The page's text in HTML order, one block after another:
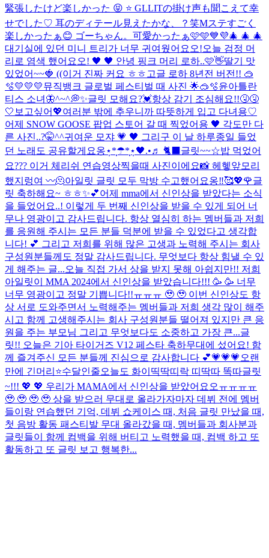
緊張したけど楽しかった 😝 ⭐ GLLITの掛け声も聞こえて幸
せでした♡ 耳のディテール見えたかな、？笑Mステすごく
楽しかったぁ😊 ゴーちゃん。可愛かったぁ🩷🩵💙💜🎄 🎄 🎄
대기실에 있던 미니 트리가 너무 귀여웠어요오!오늘 검정 머
리로 염색 했어요오! 🖤 🖤 안녕 핑크 머리 로하..🩷👋딸기 맛
있었어~~🍓 ((이거 진짜 커요 ㅎㅎ 고글 로하 8년전 버전!! 🥽
🫧💛💛💛뮤직뱅크 글로벌 페스티벌 때 사진 🌟🥽🫧윤아틀란
티스 소녀🦋^~^💭✨글릿 모해요?💓항상 감기 조심해요!!🤧🤧
🤍 보고싶어💖여러분 밖에 추우니까 따뜻하게 입고 다녀용♡
어제 SNOW GOOSE 팝업 스토어 갈 때 찍었어용 🖤 각도만 다
른 사진..?🤫^^귀여운 모쟈 💗 🖤 그리구 이 날 하루종일 들었
던 노래도 공유할게요옹⋆̩*̣̩☂︎*̣̩⋆̩🖤.•♬ 🐈‍⬛ 글릿~~☆밥 먹었어
요??? 이거 체리쉬 연습영상찍을때 사진이에요📸 헤헿앞모리
했지렁여 〰️🫠아일릿 글릿 모두 막방 수고했어요옹‼︎🥰💖🌹글
릿 축하해요~ ㅎㅎ✨💕어제 mma에서 신인상을 받았다는 소식
을 들었어요..! 이렇게 두 번째 신인상을 받을 수 있게 되어 너
무나 영광이고 감사드립니다. 항상 열심히 하는 멤버들과 저희
를 응원해 주시는 모든 분들 덕분에 받을 수 있었다고 생각합
니다! 💕 그리고 저희를 위해 많은 고생과 노력해 주시는 회사
구성원분들께도 정말 감사드립니다. 무엇보다 항상 힘낼 수 있
게 해주는 글...오늘 직접 가서 상을 받지 못해 아쉽지만!! 저희
아일릿이 MMA 2024에서 신인상을 받았습니다!!! 🥳 🥳 너무
너무 영광이고 정말 기쁩니다!!ㅠㅠㅠ 🥹 🥹 이번 신인상도 항
상 서로 도와주면서 노력해주는 멤버들과 저희 생각 많이 해주
시고 함께 고생해주시는 회사 구성원분들 떨어져 있지만 큰 응
원을 주는 부모님 그리고 무엇보다도 소중하고 가장 큰...글
릿!! 오늘은 기아 타이거즈 V12 페스타 축하무대에 섰어요! 함
께 즐겨주신 모든 분들께 진심으로 감사합니다 💕💗💗💗 오랜
만에 긴머리⭐수달인줄오늘도 화이띡딱띠락 띠딱따 똑따글릿
~!!! 💖 💖 우리가 MAMA에서 신인상을 받았어요오ㅠㅠㅠㅠ
🥹 🥹 🥹 🥹 상을 받으러 무대로 올라가자마자 데뷔 전에 멤버
들이랑 연습했던 기억, 데뷔 쇼케이스 때, 처음 글릿 만났을 때,
첫 음방 활동 패스티발 무대 올라갔을 때, 멤버들과 회사분과
글릿들이 함께 컴백을 위해 버티고 노력했을 때, 컴백 하고 또
활동하고 또 글릿 보고 행복한...